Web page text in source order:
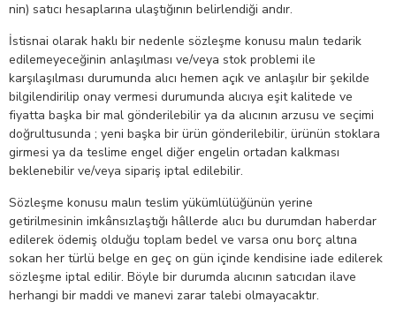
nin) satıcı hesaplarına ulaştığının belirlendiği andır.
İstisnai olarak haklı bir nedenle sözleşme konusu malın tedarik
edilemeyeceğinin anlaşılması ve/veya stok problemi ile
karşılaşılması durumunda alıcı hemen açık ve anlaşılır bir şekilde
bilgilendirilip onay vermesi durumunda alıcıya eşit kalitede ve
fiyatta başka bir mal gönderilebilir ya da alıcının arzusu ve seçimi
doğrultusunda ; yeni başka bir ürün gönderilebilir, ürünün stoklara
girmesi ya da teslime engel diğer engelin ortadan kalkması
beklenebilir ve/veya sipariş iptal edilebilir.
Sözleşme konusu malın teslim yükümlülüğünün yerine
getirilmesinin imkânsızlaştığı hâllerde alıcı bu durumdan haberdar
edilerek ödemiş olduğu toplam bedel ve varsa onu borç altına
sokan her türlü belge en geç on gün içinde kendisine iade edilerek
sözleşme iptal edilir. Böyle bir durumda alıcının satıcıdan ilave
herhangi bir maddi ve manevi zarar talebi olmayacaktır.